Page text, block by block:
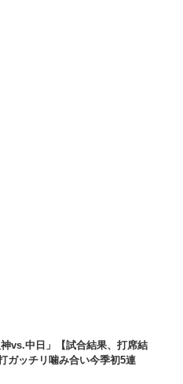
vs.中日」【試合結果、打席結
ッチリ噛み合い今季初5連